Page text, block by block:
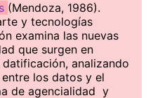
(Mendoza, 1986).
y tecnologías
examina las nuevas
que surgen en
analizando
los datos y el
de agencialidad y